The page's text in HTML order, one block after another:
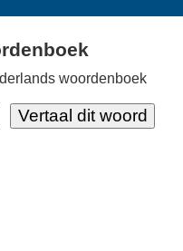
woordenboek